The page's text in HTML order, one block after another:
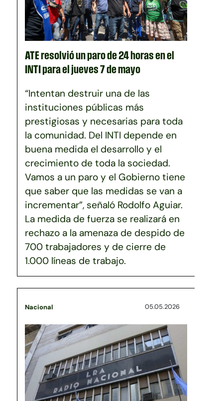
ATE resolvió un paro de 24 horas en el
INTI para el jueves 7 de mayo
“Intentan destruir una de las
instituciones públicas más
prestigiosas y necesarias para toda
la comunidad. Del INTI depende en
buena medida el desarrollo y el
crecimiento de toda la sociedad.
Vamos a un paro y el Gobierno tiene
que saber que las medidas se van a
incrementar”, señaló Rodolfo Aguiar.
La medida de fuerza se realizará en
rechazo a la amenaza de despido de
700 trabajadores y de cierre de
1.000 líneas de trabajo.
Nacional 05.05.2026